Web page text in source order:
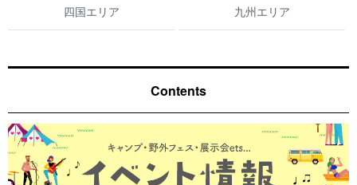
四国エリア 九州エリア
Contents